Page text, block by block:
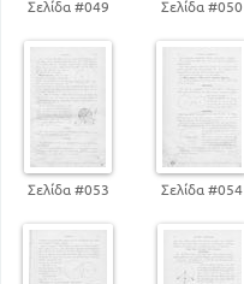
Σελίδα #049 Σελίδα #050
Σελίδα #053 Σελίδα #054